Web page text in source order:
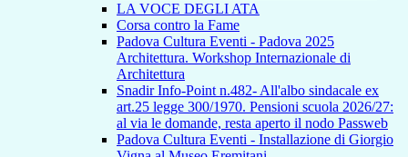
LA VOCE DEGLI ATA
Corsa contro la Fame
Padova Cultura Eventi - Padova 2025
Architettura. Workshop Internazionale di
Architettura
Snadir Info-Point n.482- All'albo sindacale ex
art.25 legge 300/1970. Pensioni scuola 2026/27:
al via le domande, resta aperto il nodo Passweb
Padova Cultura Eventi - Installazione di Giorgio